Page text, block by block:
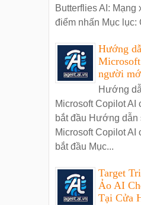
Butterflies AI: Mạng
điểm nhấn Mục lục:
Hướng
người
Hướng
Microsoft Copilot
bắt đầu Hướng dẫn
Microsoft Copilot
bắt đầu Mục...
Target
Ảo AI
Tại Cửa